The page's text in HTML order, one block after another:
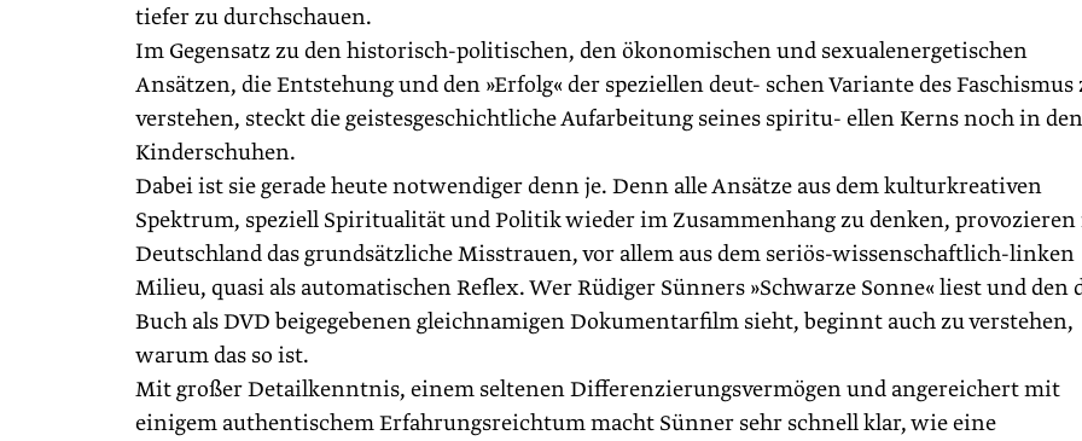
tiefer zu durchschauen.
Im Gegensatz zu den historisch-politischen, den ökonomischen und sexualenergetischen
Ansätzen, die Entstehung und den »Erfolg« der speziellen deut- schen Variante des Faschismus
verstehen, steckt die geistesgeschichtliche Aufarbeitung seines spiritu- ellen Kerns noch in den
Kinderschuhen.
Dabei ist sie gerade heute notwendiger denn je. Denn alle Ansätze aus dem kulturkreativen
Spektrum, speziell Spiritualität und Politik wieder im Zusammenhang zu denken,
Deutschland das grundsätzliche Misstrauen, vor allem aus dem seriös-wissenschaftlich-linken
Milieu, quasi als automatischen Reflex. Wer Rüdiger Sünners »Schwarze Sonne« liest und den
Buch als DVD beigegebenen gleichnamigen Dokumentarfilm sieht, beginnt auch zu verstehen,
warum das so ist.
Mit großer Detailkenntnis, einem seltenen Differenzierungsvermögen und angereichert mit
einigem authentischem Erfahrungsreichtum macht Sünner sehr schnell klar, wie eine